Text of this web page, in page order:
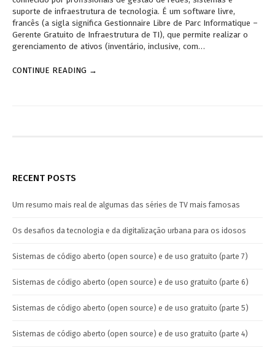
suporte de infraestrutura de tecnologia. É um software livre,
francês (a sigla significa Gestionnaire Libre de Parc Informatique –
Gerente Gratuito de Infraestrutura de TI), que permite realizar o
gerenciamento de ativos (inventário, inclusive, com…
CONTINUE READING →
RECENT POSTS
Um resumo mais real de algumas das séries de TV mais famosas
Os desafios da tecnologia e da digitalização urbana para os idosos
Sistemas de código aberto (open source) e de uso gratuito (parte 7)
Sistemas de código aberto (open source) e de uso gratuito (parte 6)
Sistemas de código aberto (open source) e de uso gratuito (parte 5)
Sistemas de código aberto (open source) e de uso gratuito (parte 4)